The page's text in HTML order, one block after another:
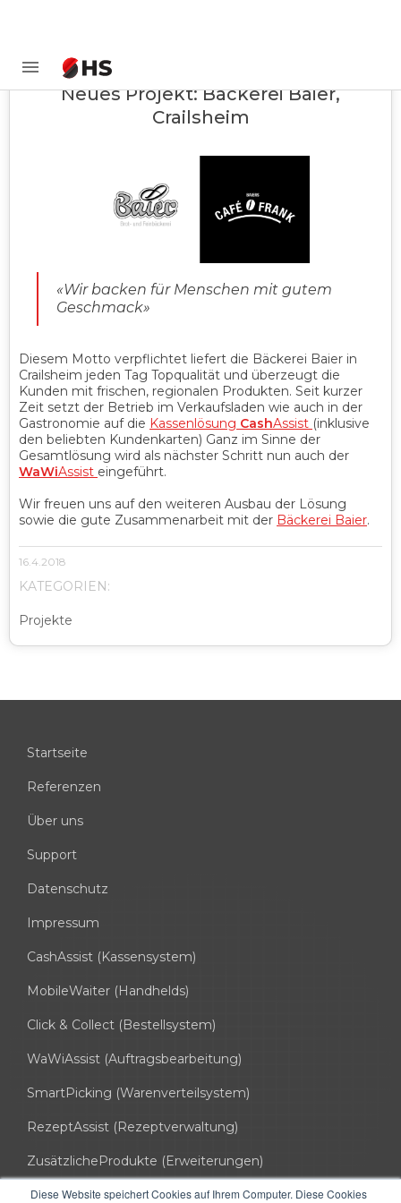
Diese Website speichert Cookies auf Ihrem Computer. Diese Cookies
Neues Projekt: Bäckerei Baier,
Crailsheim
«Wir backen für Menschen mit gutem
Geschmack»
Diesem Motto verpflichtet liefert die Bäckerei Baier in
Crailsheim jeden Tag Topqualität und überzeugt die
Kunden mit frischen, regionalen Produkten. Seit kurzer
Zeit setzt der Betrieb im Verkaufsladen wie auch in der
Gastronomie auf die Kassenlösung CashAssist (inklusive
den beliebten Kundenkarten) Ganz im Sinne der
Gesamtlösung wird als nächster Schritt nun auch der
WaWiAssist eingeführt.
Wir freuen uns auf den weiteren Ausbau der Lösung
sowie die gute Zusammenarbeit mit der Bäckerei Baier.
16.4.2018
KATEGORIEN:
Projekte
Startseite
Referenzen
Über uns
Support
Datenschutz
Impressum
CashAssist (Kassensystem)
MobileWaiter (Handhelds)
Click & Collect (Bestellsystem)
WaWiAssist (Auftragsbearbeitung)
SmartPicking (Warenverteilsystem)
RezeptAssist (Rezeptverwaltung)
ZusätzlicheProdukte (Erweiterungen)
info@hssoft.de